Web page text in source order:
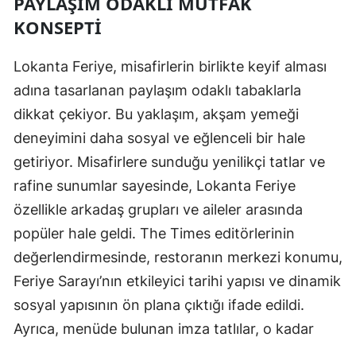
KONSEPTI
Lokanta Feriye, misafirlerin birlikte keyif alması
adına tasarlanan paylaşım odaklı tabaklarla
dikkat çekiyor. Bu yaklaşım, akşam yemeği
deneyimini daha sosyal ve eğlenceli bir hale
getiriyor. Misafirlere sunduğu yenilikçi tatlar ve
rafine sunumlar sayesinde, Lokanta Feriye
özellikle arkadaş grupları ve aileler arasında
popüler hale geldi. The Times editörlerinin
değerlendirmesinde, restoranın merkezi konumu,
Feriye Sarayı’nın etkileyici tarihi yapısı ve dinamik
sosyal yapısının ön plana çıktığı ifade edildi.
Ayrıca, menüde bulunan imza tatlılar, o kadar